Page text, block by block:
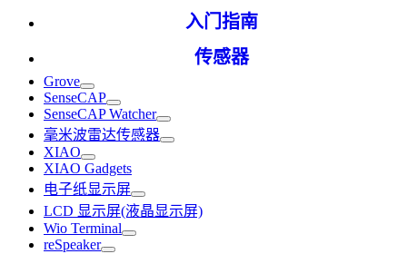
入门指南
传感器
Grove
SenseCAP
SenseCAP Watcher
毫米波雷达传感器
XIAO
XIAO Gadgets
电子纸显示屏
LCD 显示屏(液晶显示屏)
Wio Terminal
reSpeaker